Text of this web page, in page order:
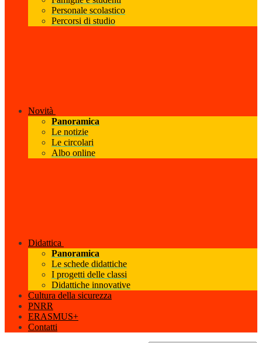
Personale scolastico
Percorsi di studio
Novità
Panoramica
Le notizie
Le circolari
Albo online
Didattica
Panoramica
Le schede didattiche
I progetti delle classi
Didattiche innovative
Cultura della sicurezza
PNRR
ERASMUS+
Contatti